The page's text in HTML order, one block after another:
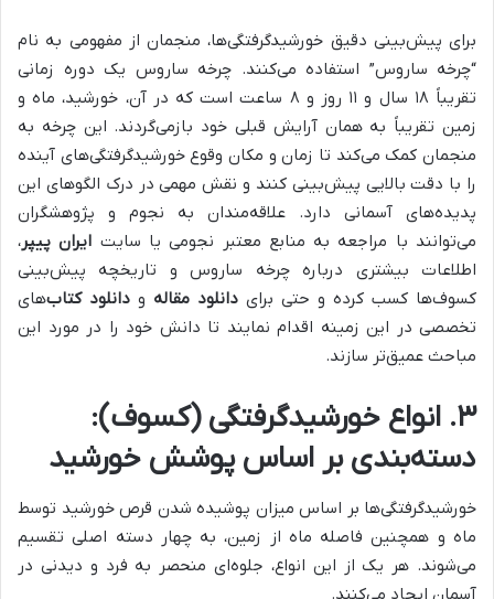
برای پیش‌بینی دقیق خورشیدگرفتگی‌ها، منجمان از مفهومی به نام
“چرخه ساروس” استفاده می‌کنند. چرخه ساروس یک دوره زمانی
تقریباً ۱۸ سال و ۱۱ روز و ۸ ساعت است که در آن، خورشید، ماه و
زمین تقریباً به همان آرایش قبلی خود بازمی‌گردند. این چرخه به
منجمان کمک می‌کند تا زمان و مکان وقوع خورشیدگرفتگی‌های آینده
را با دقت بالایی پیش‌بینی کنند و نقش مهمی در درک الگوهای این
پدیده‌های آسمانی دارد. علاقه‌مندان به نجوم و پژوهشگران
می‌توانند با مراجعه به منابع معتبر نجومی یا سایت ایران پیپر،
اطلاعات بیشتری درباره چرخه ساروس و تاریخچه پیش‌بینی
کسوف‌ها کسب کرده و حتی برای دانلود مقاله و دانلود کتاب‌های
تخصصی در این زمینه اقدام نمایند تا دانش خود را در مورد این
مباحث عمیق‌تر سازند.
۳. انواع خورشیدگرفتگی (کسوف):
دسته‌بندی بر اساس پوشش خورشید
خورشیدگرفتگی‌ها بر اساس میزان پوشیده شدن قرص خورشید توسط
ماه و همچنین فاصله ماه از زمین، به چهار دسته اصلی تقسیم
می‌شوند. هر یک از این انواع، جلوه‌ای منحصر به فرد و دیدنی در